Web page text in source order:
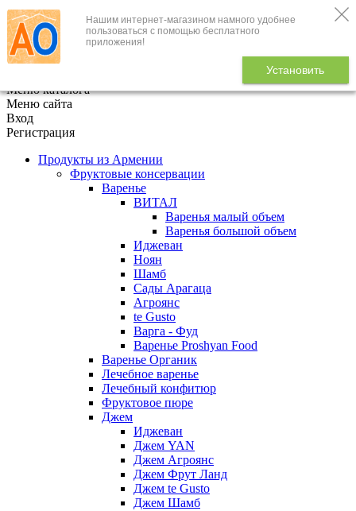
Нашим интернет-магазином намного удобнее
пользоваться с помощью бесплатного
приложения!
Установить
+7 (495) 646-888-1
В корзине
Меню каталога
Меню сайта
Вход
Регистрация
Продукты из Армении
Фруктовые консервации
Варенье
ВИТАЛ
Варенья малый объем
Варенья большой объем
Иджеван
Ноян
Шамб
Сады Арагаца
Агроянс
te Gusto
Варга - Фуд
Варенье Proshyan Food
Варенье Органик
Лечебное варенье
Лечебный конфитюр
Фруктовое пюре
Джем
Иджеван
Джем YAN
Джем Агроянс
Джем Фрут Ланд
Джем te Gusto
Джем Шамб